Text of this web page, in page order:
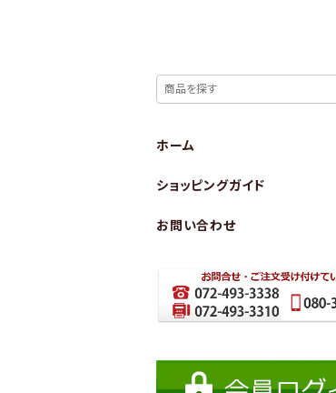
ホーム
ショッピングガイド
お問い合わせ